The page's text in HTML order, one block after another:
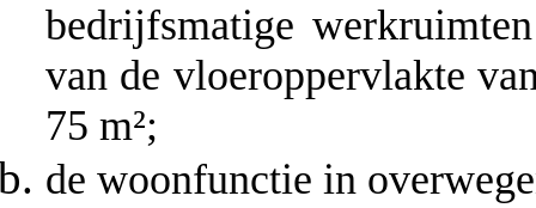
bedrijfsmatige
van de vloeroppervlakte
75 m²;
de woonfunctie in